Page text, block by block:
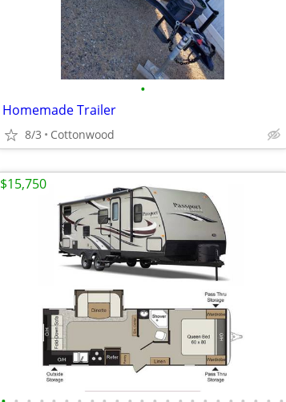
•
Homemade Trailer
8/3 Cottonwood
$15,750